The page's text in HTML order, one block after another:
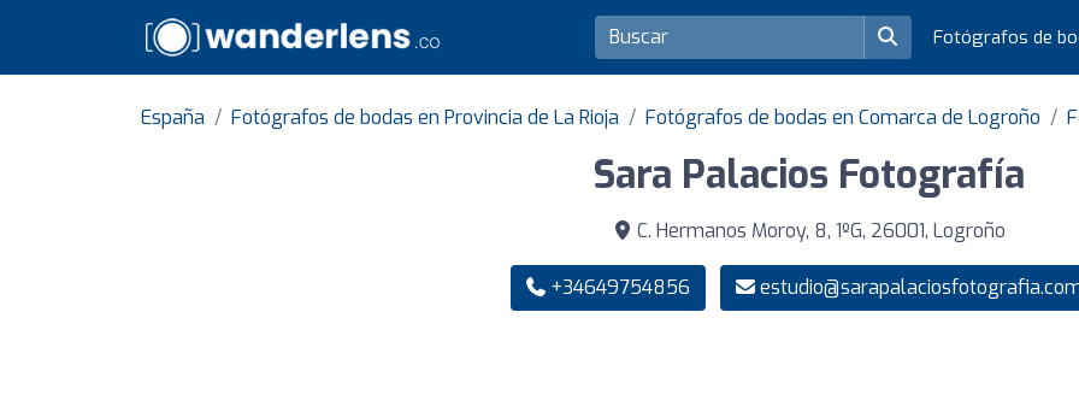
Fotógrafos de
España Fotógrafos de bodas en Provincia de La Rioja Fotógrafos de bodas en Comarca de Logroño
Sara Palacios Fotografía
C. Hermanos Moroy, 8, 1ºG, 26001, Logroño
+34649754856